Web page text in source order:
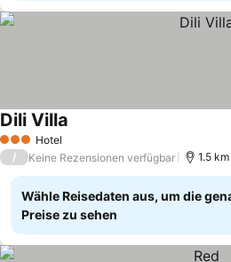
3 SterneHotel
Dili Villa
/ Keine Rezensionen verfügbar 1.5
Wähle Reisedaten aus, um die
Preise zu sehen